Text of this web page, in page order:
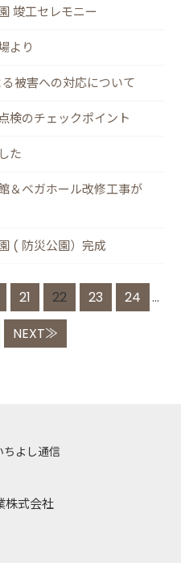
竣工セレモニー
より
る被害への対応について
検のチェックポイント
た
＆ベガホール改修工事が
( 防災公園）完成
21 22 23 24 ...
NEXT≫